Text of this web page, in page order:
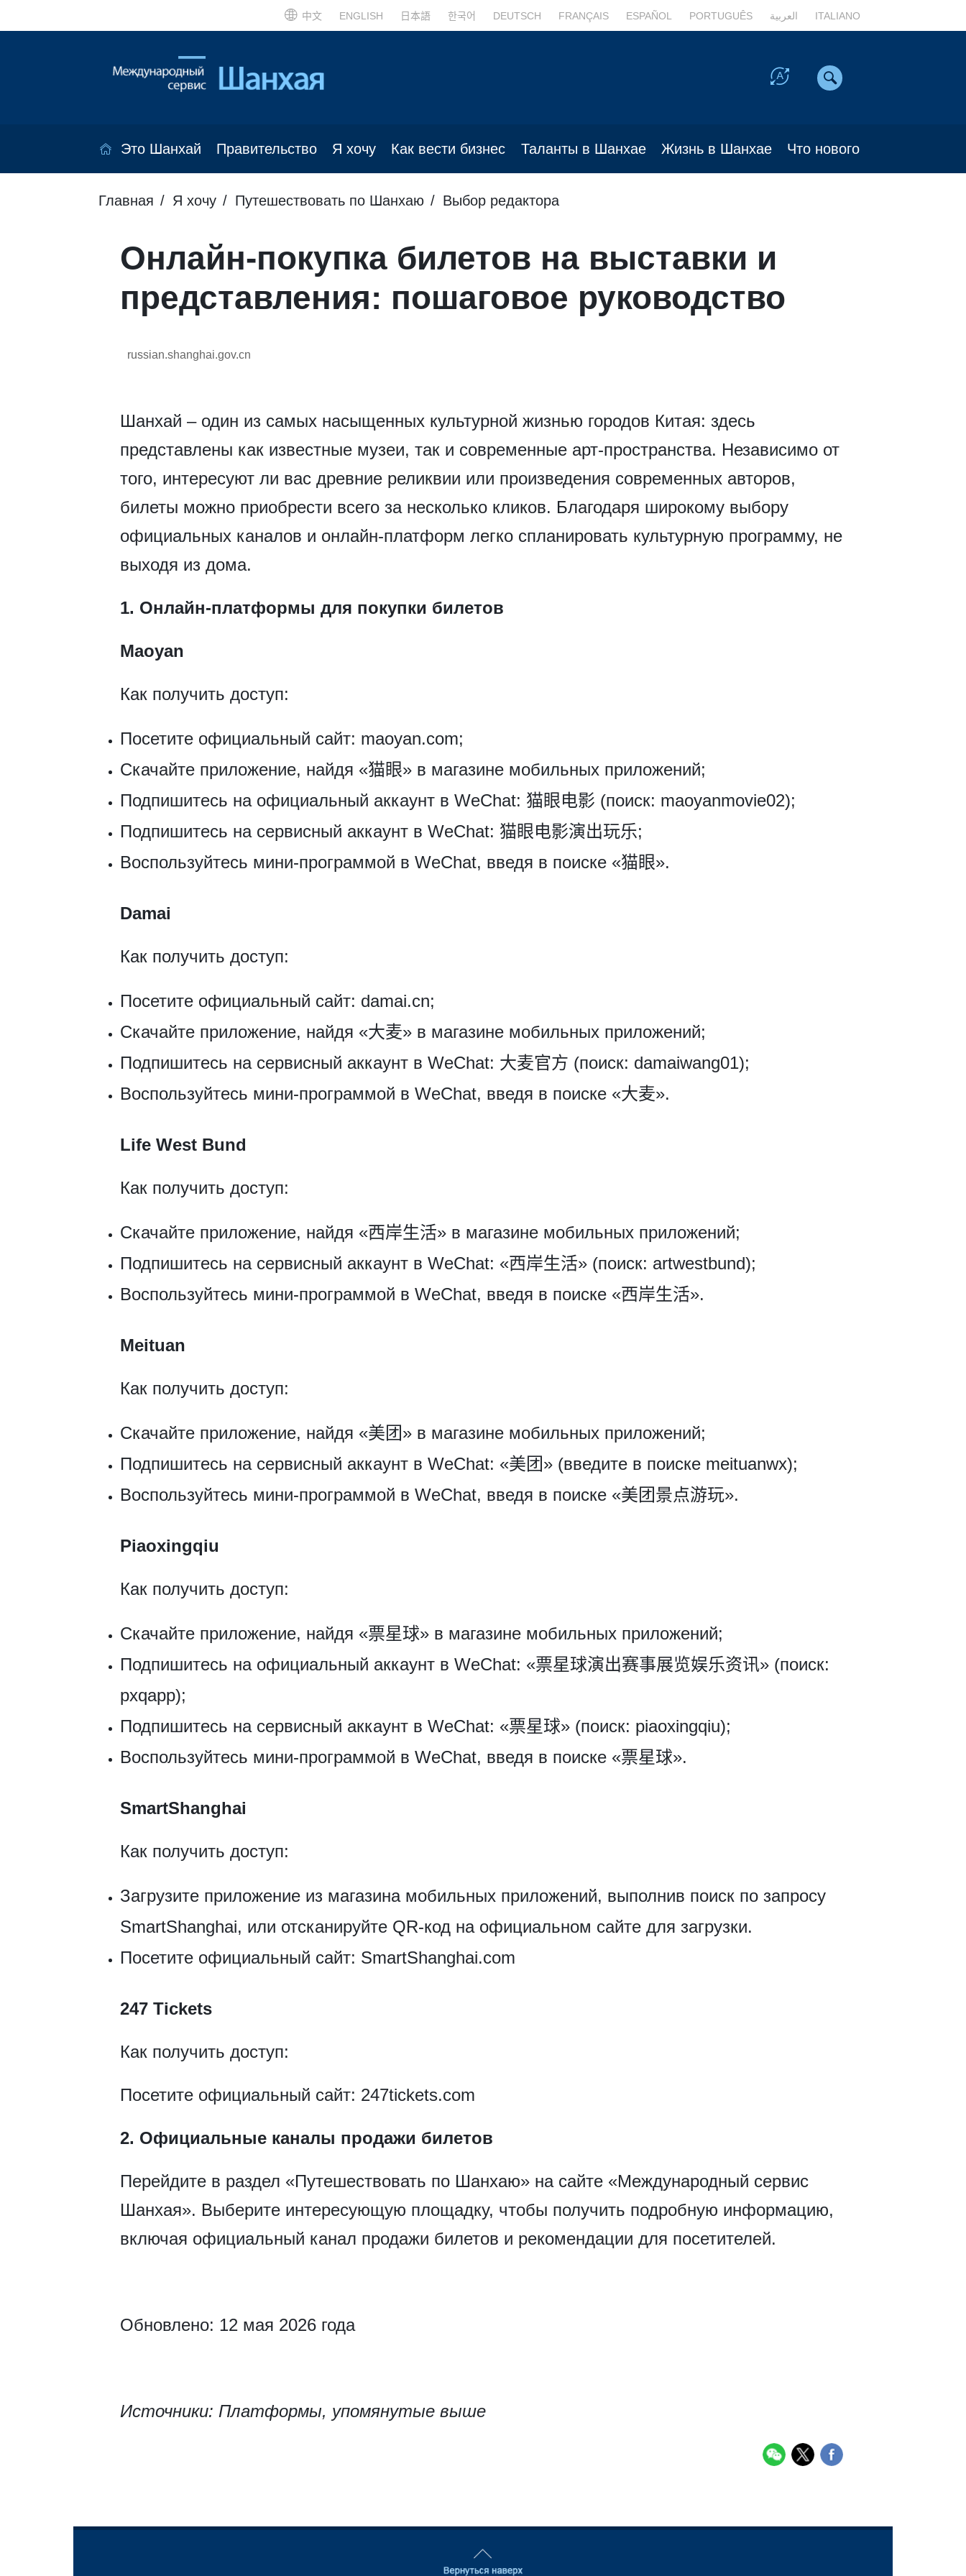
中文 ENGLISH 日本語 한국어 DEUTSCH FRANÇAIS ESPAÑOL PORTUGUÊS العربية ITALIANO
Это Шанхай Правительство Я хочу Как вести бизнес Таланты в Шанхае Жизнь в Шанхае Что нового
Главная Я хочу Путешествовать по Шанхаю Выбор редактора
Онлайн-покупка билетов на выставки и
представления: пошаговое руководство
russian.shanghai.gov.cn
Шанхай – один из самых насыщенных культурной жизнью городов Китая: здесь
представлены как известные музеи, так и современные арт-пространства. Независимо от
того, интересуют ли вас древние реликвии или произведения современных авторов,
билеты можно приобрести всего за несколько кликов. Благодаря широкому выбору
официальных каналов и онлайн-платформ легко спланировать культурную программу, не
выходя из дома.
1. Онлайн-платформы для покупки билетов
Maoyan
Как получить доступ:
Посетите официальный сайт: maoyan.com;
Скачайте приложение, найдя «猫眼» в магазине мобильных приложений;
Подпишитесь на официальный аккаунт в WeChat: 猫眼电影 (поиск: maoyanmovie02);
Подпишитесь на сервисный аккаунт в WeChat: 猫眼电影演出玩乐;
Воспользуйтесь мини-программой в WeChat, введя в поиске «猫眼».
Damai
Как получить доступ:
Посетите официальный сайт: damai.cn;
Скачайте приложение, найдя «大麦» в магазине мобильных приложений;
Подпишитесь на сервисный аккаунт в WeChat: 大麦官方 (поиск: damaiwang01);
Воспользуйтесь мини-программой в WeChat, введя в поиске «大麦».
Life West Bund
Как получить доступ:
Скачайте приложение, найдя «西岸生活» в магазине мобильных приложений;
Подпишитесь на сервисный аккаунт в WeChat: «西岸生活» (поиск: artwestbund);
Воспользуйтесь мини-программой в WeChat, введя в поиске «西岸生活».
Meituan
Как получить доступ:
Скачайте приложение, найдя «美团» в магазине мобильных приложений;
Подпишитесь на сервисный аккаунт в WeChat: «美团» (введите в поиске meituanwx);
Воспользуйтесь мини-программой в WeChat, введя в поиске «美团景点游玩».
Piaoxingqiu
Как получить доступ:
Скачайте приложение, найдя «票星球» в магазине мобильных приложений;
Подпишитесь на официальный аккаунт в WeChat: «票星球演出赛事展览娱乐资讯» (поиск:
pxqapp);
Подпишитесь на сервисный аккаунт в WeChat: «票星球» (поиск: piaoxingqiu);
Воспользуйтесь мини-программой в WeChat, введя в поиске «票星球».
SmartShanghai
Как получить доступ:
Загрузите приложение из магазина мобильных приложений, выполнив поиск по запросу
SmartShanghai, или отсканируйте QR-код на официальном сайте для загрузки.
Посетите официальный сайт: SmartShanghai.com
247 Tickets
Как получить доступ:
Посетите официальный сайт: 247tickets.com
2. Официальные каналы продажи билетов
Перейдите в раздел «Путешествовать по Шанхаю» на сайте «Международный сервис
Шанхая». Выберите интересующую площадку, чтобы получить подробную информацию,
включая официальный канал продажи билетов и рекомендации для посетителей.
Обновлено: 12 мая 2026 года
Источники: Платформы, упомянутые выше